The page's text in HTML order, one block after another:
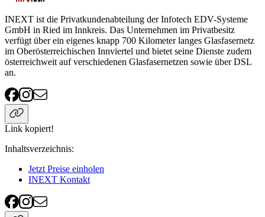
INEXT ist die Privatkundenabteilung der Infotech EDV-Systeme
GmbH in Ried im Innkreis. Das Unternehmen im Privatbesitz
verfügt über ein eigenes knapp 700 Kilometer langes Glasfasernetz
im Oberösterreichischen Innviertel und bietet seine Dienste zudem
österreichweit auf verschiedenen Glasfasernetzen sowie über DSL
an.
Link kopiert!
Inhaltsverzeichnis:
Jetzt Preise einholen
INEXT Kontakt